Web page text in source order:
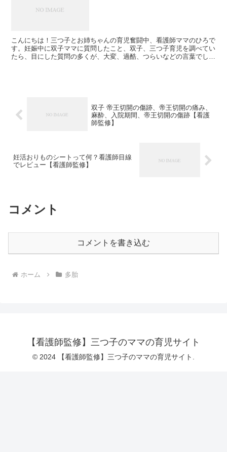
こんにちは！三つ子とお姉ちゃんの育児奮闘中、看護師ママのひろで
す。妊娠中に双子ママに質問したこと、双子、三つ子育児を調べてい
たら、目にした質問の多くが、大変、過酷、つらいなどの言葉でし
双子 帝王切開の傷跡、帝王切開の痛み、
麻酔、入院期間、帝王切開の傷跡【看護
師監修】
妊活おりものシートって何？看護師目線
でレビュー【看護師監修】
コメント
コメントを書き込む
ホーム 多胎
【看護師監修】三つ子のママの育児サイト
© 2024 【看護師監修】三つ子のママの育児サイト.